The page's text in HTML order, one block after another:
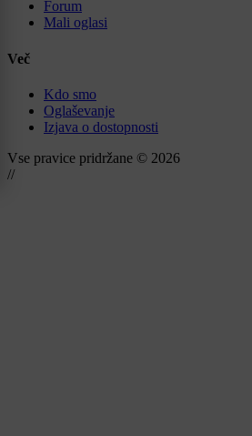
Forum
Mali oglasi
Več
Kdo smo
Oglaševanje
Izjava o dostopnosti
Vse pravice pridržane © 2026
//